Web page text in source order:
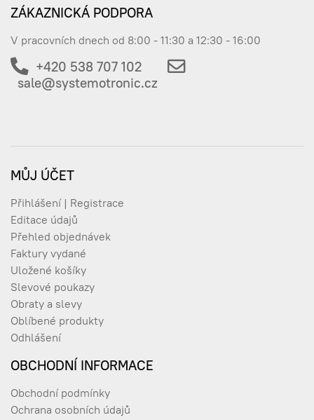
ZÁKAZNICKÁ PODPORA
V pracovních dnech od 8:00 - 11:30 a 12:30 - 16:00
+420 538 707 102
sale@systemotronic.cz
MŮJ ÚČET
Přihlášení | Registrace
Editace údajů
Přehled objednávek
Faktury vydané
Uložené košíky
Slevové poukazy
Obraty a slevy
Oblíbené produkty
Odhlášení
OBCHODNÍ INFORMACE
Obchodní podmínky
Ochrana osobních údajů